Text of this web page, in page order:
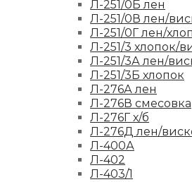
Л-251/0Б лен
Л-251/0В лен/
Л-251/0Г лен/
Л-251/3 хлопок/
Л-251/3А лен/
Л-251/3Б хлопок
Л-276А лен
Л-276В смесовка
Л-276Г х/б
Л-276Д лен/
Л-400А
Л-402
Л-403/1